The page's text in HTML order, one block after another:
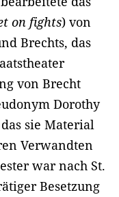
on fights) von
Brechts, das
von Brecht
Dorothy
sie Material
Verwandten
war nach St.
Besetzung